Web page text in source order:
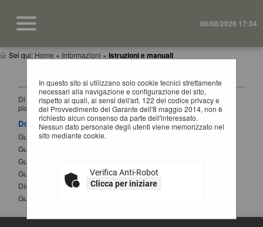
06/08/2026 17:34
Sei qui: Home » Informazioni » Istruzioni e manuali
In questo sito si utilizzano solo cookie tecnici strettamente
necessari alla navigazione e configurazione del sito,
rispetto ai quali, ai sensi dell'art. 122 del codice privacy e
del Provvedimento del Garante dell'8 maggio 2014, non è
richiesto alcun consenso da parte dell'interessato.
Nessun dato personale degli utenti viene memorizzato nel
sito mediante cookie.
Verifica Anti-Robot
Clicca per iniziare
ISTRUZIONI E MANUALI
Di seguito si riportano i manuali di supporto per operare con la
piattaforma telematica dell'Ente.
Documenti
Guida per la registrazione al portale
Guida alla presentazione di un'offerta
Guida alla presentazione di Affidamenti Diretti
Guida iscrizione agli elenchi operatori economici
Dichiarazione sostitutiva atto notorio modifica SPID
Guida alla compilazione del DGUE elettronico